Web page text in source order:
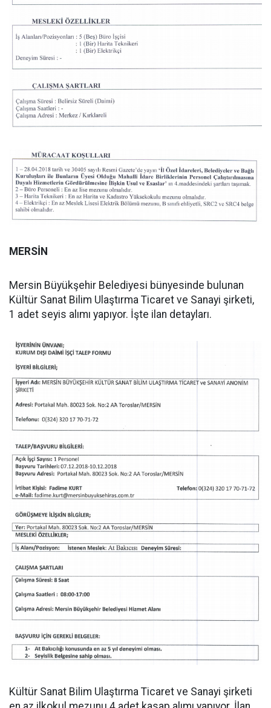
MERSİN
Mersin Büyükşehir Belediyesi bünyesinde bulunan
Kültür Sanat Bilim Ulaştırma Ticaret ve Sanayi şirketi,
1 adet seyis alımı yapıyor. İşte ilan detayları.
Kültür Sanat Bilim Ulaştırma Ticaret ve Sanayi şirketi